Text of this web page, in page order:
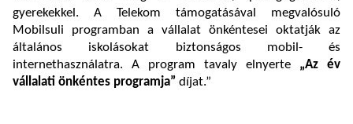
gyerekekkel. A Telekom támogatásával megvalósuló
Mobilsuli programban a vállalat önkéntesei oktatják az
általános iskolásokat biztonságos mobil- és
internethasználatra. A program tavaly elnyerte „Az év
vállalati önkéntes programja” díjat.”